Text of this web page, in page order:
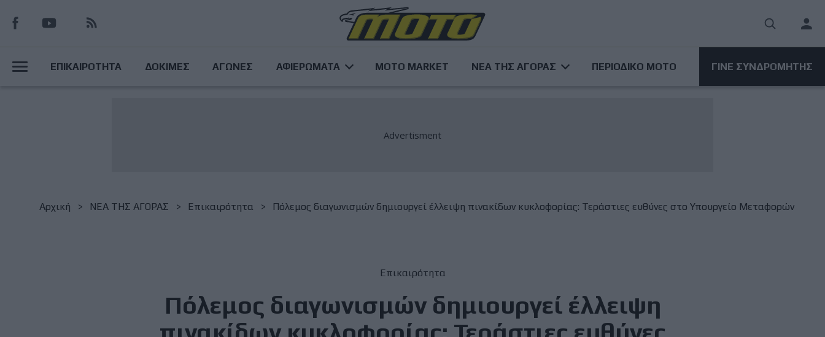
προς
κυρίως
User
MainΕΠΙΚΑΙΡΟΤΗΤΑ ΔΟΚΙΜΕΣ ΑΓΩΝΕΣ ΑΦΙΕΡΩΜΑΤΑ MOTO MARKET ΝΕΑ ΤΗΣ ΑΓΟΡΑΣ ΠΕΡΙΟΔΙΚΟ ΜΟΤΟ ΓΙΝΕ ΣΥΝΔΡΟΜΗΤΗΣ
Breadcrumb
Αρχική NΕΑ ΤΗΣ ΑΓΟΡΑΣ Επικαιρότητα Πόλεμος διαγωνισμών δημιουργεί έλλειψη πινακίδων κυκλοφορίας: Τεράστιες ευθύνες στο Υπουργείο Μεταφορών
Επικαιρότητα
Πόλεμος διαγωνισμών δημιουργεί έλλειψη